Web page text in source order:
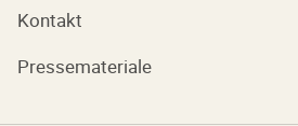
Kontakt
Pressemateriale